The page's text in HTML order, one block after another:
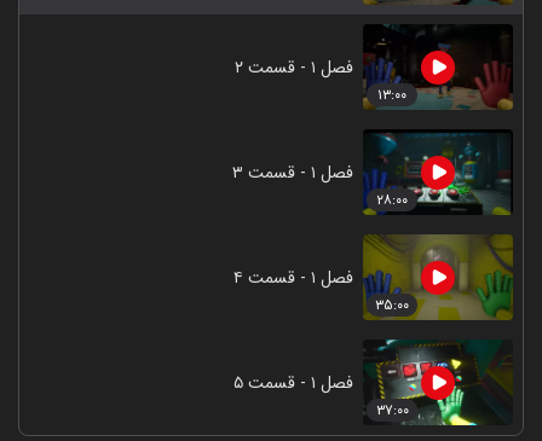
۱۳:۰۰
فصل ۱ - قسمت ۲
۲۸:۰۰
فصل ۱ - قسمت ۳
۳۵:۰۰
فصل ۱ - قسمت ۴
۳۷:۰۰
فصل ۱ - قسمت ۵